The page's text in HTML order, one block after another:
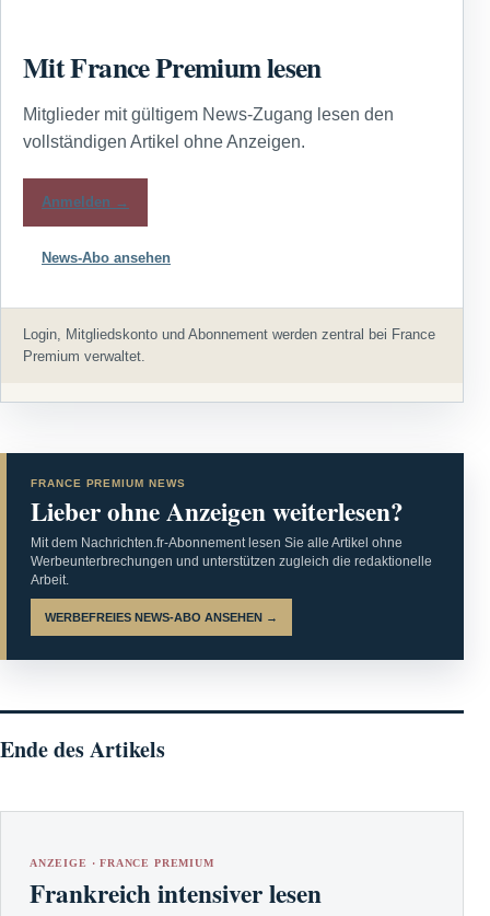
Mit France Premium lesen
Mitglieder mit gültigem News-Zugang lesen den
vollständigen Artikel ohne Anzeigen.
Anmelden →
News-Abo ansehen
Login, Mitgliedskonto und Abonnement werden zentral bei France
Premium verwaltet.
FRANCE PREMIUM NEWS
Lieber ohne Anzeigen weiterlesen?
Mit dem Nachrichten.fr-Abonnement lesen Sie alle Artikel ohne
Werbeunterbrechungen und unterstützen zugleich die redaktionelle
Arbeit.
WERBEFREIES NEWS-ABO ANSEHEN →
Ende des Artikels
ANZEIGE · FRANCE PREMIUM
Frankreich intensiver lesen